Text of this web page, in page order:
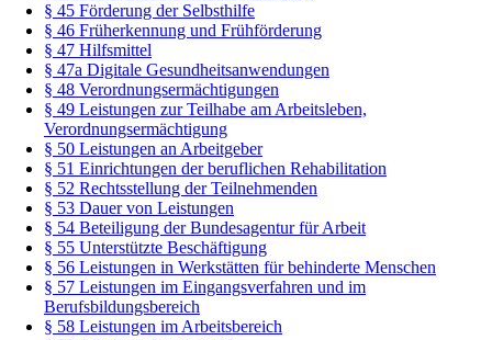
§ 45 Förderung der Selbsthilfe
§ 46 Früherkennung und Frühförderung
§ 47 Hilfsmittel
§ 47a Digitale Gesundheitsanwendungen
§ 48 Verordnungsermächtigungen
§ 49 Leistungen zur Teilhabe am Arbeitsleben,
Verordnungsermächtigung
§ 50 Leistungen an Arbeitgeber
§ 51 Einrichtungen der beruflichen Rehabilitation
§ 52 Rechtsstellung der Teilnehmenden
§ 53 Dauer von Leistungen
§ 54 Beteiligung der Bundesagentur für Arbeit
§ 55 Unterstützte Beschäftigung
§ 56 Leistungen in Werkstätten für behinderte Menschen
§ 57 Leistungen im Eingangsverfahren und im
Berufsbildungsbereich
§ 58 Leistungen im Arbeitsbereich